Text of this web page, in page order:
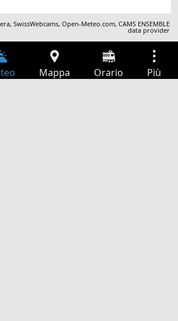
,SwissWebcams,Open-Meteo.com,CAMS ENSEMBLE
data provider
Mappa Orario Più